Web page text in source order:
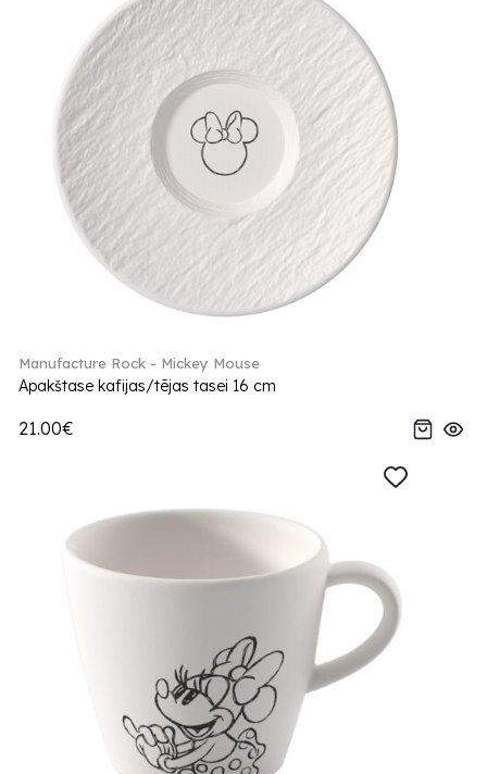
Manufacture Rock - Mickey Mouse
Apakštase kafijas/tējas tasei 16 cm
21.00€